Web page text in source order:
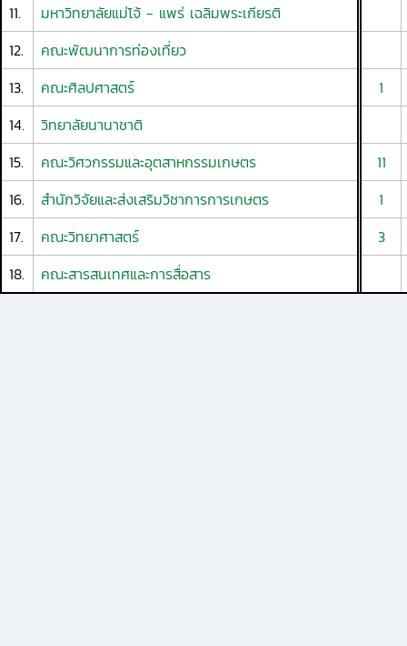
11.
มหาวิทยาลัยแม่โจ้ - แพร่ เฉลิมพระเกียรติ
12.
คณะพัฒนาการท่องเที่ยว
13.
คณะศิลปศาสตร์
1
14.
วิทยาลัยนานาชาติ
15.
คณะวิศวกรรมและอุตสาหกรรมเกษตร
11
16.
สำนักวิจัยและส่งเสริมวิชาการการเกษตร
1
17.
คณะวิทยาศาสตร์
3
18.
คณะสารสนเทศและการสื่อสาร